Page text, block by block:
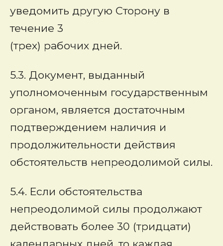
уведомить другую Сторону в
течение 3
(трех) рабочих дней.
5.3. Документ, выданный
уполномоченным государственным
органом, является достаточным
подтверждением наличия и
продолжительности действия
обстоятельств непреодолимой силы.
5.4. Если обстоятельства
непреодолимой силы продолжают
действовать более 30 (тридцати)